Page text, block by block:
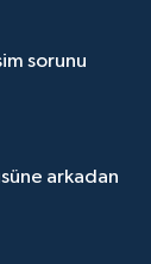
sorunu
arkadan